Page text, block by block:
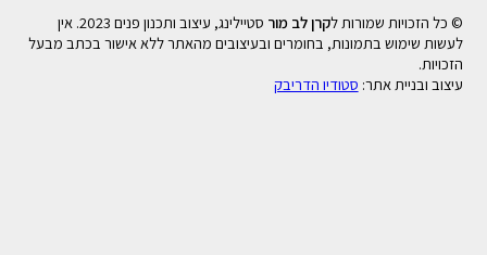
© כל הזכויות שמורות לקרן לב מור
סטיילינג, עיצוב ותכנון פנים 2023. אין
לעשות שימוש בתמונות, בחומרים ובעיצובים מהאתר ללא אישור בכתב מבעל
הזכויות.
עיצוב ובניית אתר: סטודיו הדריבק